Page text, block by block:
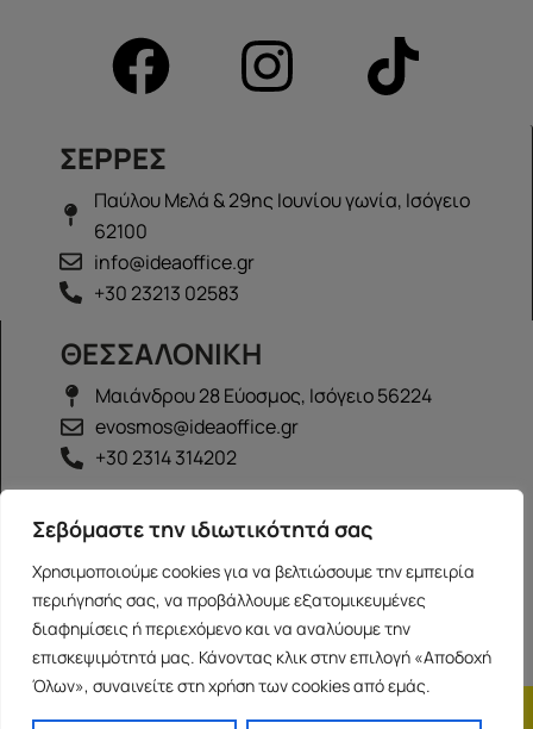
Σεβόμαστε την ιδιωτικότητά σας
Χρησιμοποιούμε cookies για να βελτιώσουμε την εμπειρία
περιήγησής σας, να προβάλλουμε εξατομικευμένες
διαφημίσεις ή περιεχόμενο και να αναλύουμε την
επισκεψιμότητά μας. Κάνοντας κλικ στην επιλογή «Αποδοχή
Όλων», συναινείτε στη χρήση των cookies από εμάς.
ΣΕΡΡΕΣ
Παύλου Μελά & 29ης Ιουνίου γωνία, Ισόγειο
62100
info@ideaoffice.gr
+30 23213 02583
ΘΕΣΣΑΛΟΝΙΚΗ
Μαιάνδρου 28 Εύοσμος, Ισόγειο 56224
evosmos@ideaoffice.gr
+30 2314 314202
ΙΩΑΝΝΙΝΑ
Γεώργιου Καραϊσκάκη 38, Ισόγειο 45444
ioannina@ideaoffice.gr
+30 26516 08616